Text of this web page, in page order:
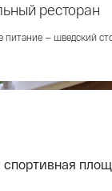
ресторан
питание — шведский